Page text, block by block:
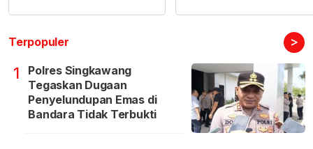
Terpopuler >
1
Polres Singkawang
Tegaskan Dugaan
Penyelundupan Emas di
Bandara Tidak Terbukti